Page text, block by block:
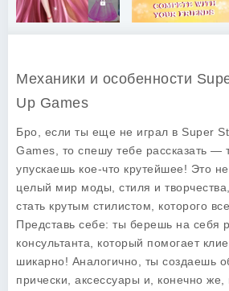
Механики и особенности
Up Games
Бро, если ты еще не играл в Super
Games , то спешу тебе рассказать —
упускаешь кое-что крутейшее! Это
целый мир моды, стиля и
стать крутым стилистом, которого
Представь себе: ты берешь на себя
консультанта, который помогает
шикарно! Аналогично, ты создаешь
прически, аксессуары и, конечно